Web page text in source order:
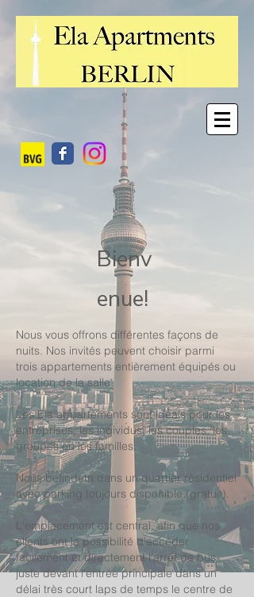
Bienv
enue!
Nous vous offrons différentes façons de
nuits. Nos invités peuvent choisir parmi
trois appartements entièrement équipés ou
location de la salle.
Les Ela appartements sont idéals pour les
entreprises, les individus, les couples, les
groupes ou les familles.
Nous befindetn dans un quartier résidentiel
avec parking toujours disponible (gratuit).
L'emplacement est central, afin que nos
clients ont la possibilité d'accéder
facilement et directement l'arrêt de bus
juste devant l'entrée principale dans un
délai très court laps de temps le centre de